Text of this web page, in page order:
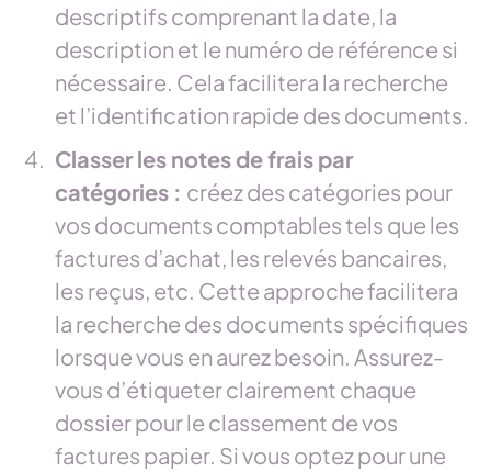
descriptifs comprenant la date, la
description et le numéro de référence si
nécessaire. Cela facilitera la recherche
et l’identification rapide des documents.
Classer les notes de frais par
catégories : créez des catégories pour
vos documents comptables tels que les
factures d’achat, les relevés bancaires,
les reçus, etc. Cette approche facilitera
la recherche des documents spécifiques
lorsque vous en aurez besoin. Assurez-
vous d’étiqueter clairement chaque
dossier pour le classement de vos
factures papier. Si vous optez pour une